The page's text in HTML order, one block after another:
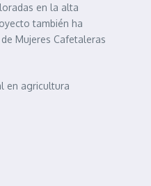
en la alta
también ha
Mujeres Cafetaleras
en agricultura